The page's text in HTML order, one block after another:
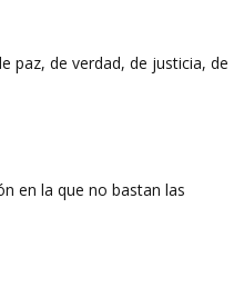
paz, de verdad, de justicia, de
en la que no bastan las